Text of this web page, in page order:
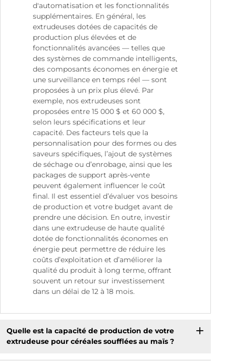
d'automatisation et les fonctionnalités
supplémentaires. En général, les
extrudeuses dotées de capacités de
production plus élevées et de
fonctionnalités avancées — telles que
des systèmes de commande intelligents,
des composants économes en énergie et
une surveillance en temps réel — sont
proposées à un prix plus élevé. Par
exemple, nos extrudeuses sont
proposées entre 15 000 $ et 60 000 $,
selon leurs spécifications et leur
capacité. Des facteurs tels que la
personnalisation pour des formes ou des
saveurs spécifiques, l’ajout de systèmes
de séchage ou d’enrobage, ainsi que les
packages de support après-vente
peuvent également influencer le coût
final. Il est essentiel d’évaluer vos besoins
de production et votre budget avant de
prendre une décision. En outre, investir
dans une extrudeuse de haute qualité
dotée de fonctionnalités économes en
énergie peut permettre de réduire les
coûts d’exploitation et d’améliorer la
qualité du produit à long terme, offrant
souvent un retour sur investissement
dans un délai de 12 à 18 mois.
Quelle est la capacité de production de votre
extrudeuse pour céréales soufflées au maïs ?